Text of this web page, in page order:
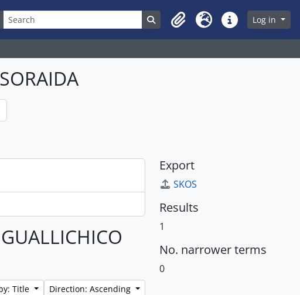
options Search in browse page
ClipboardLanguageQuick linksLog in
Title Direction: Ascending
Export
SKOS
Results
1
No. narrower terms
0